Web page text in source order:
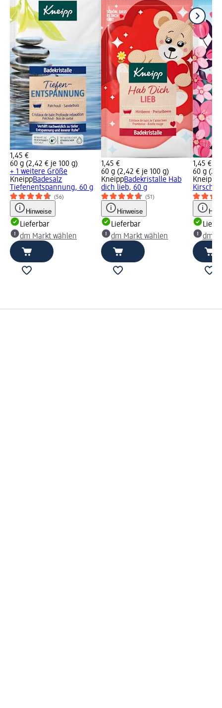
1,45 €
60 g (2,42 € je 100 g)
+ 1 weitere Größe
KneippBadesalz
Tiefenentspannung, 60 g
(56)
Hinweise
Lieferbar
dm Markt wählen
1,45 €
60 g (2,42 € je 100 g)
KneippBadekristalle Hab
dich lieb, 60 g
(51)
Hinweise
Lieferbar
dm Markt wählen
1,45 €
60 g
Kneipp
dm